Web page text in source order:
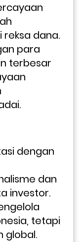
dana.
para
terbesar
dengan
dan
investor.
tetapi
global.